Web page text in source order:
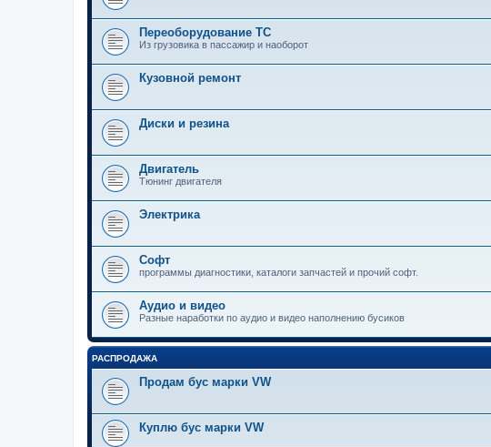
Переоборудование ТС
Из грузовика в пассажир и наоборот
Кузовной ремонт
Диски и резина
Двигатель
Тюнинг двигателя
Электрика
Софт
программы диагностики, каталоги запчастей и прочий софт.
Аудио и видео
Разные наработки по аудио и видео наполнению бусиков
РАСПРОДАЖА
Продам бус марки VW
Куплю бус марки VW